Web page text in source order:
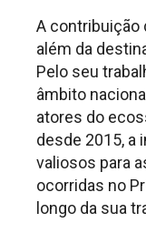
A contribuição
além da
Pelo seu
âmbito
atores do
desde 2015, a
valiosos para
ocorridas no
longo da sua